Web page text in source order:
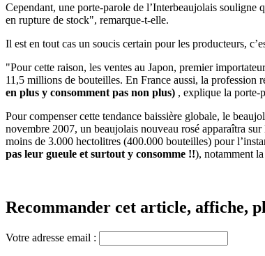
Cependant, une porte-parole de l’Interbeaujolais souligne
en rupture de stock", remarque-t-elle.
Il est en tout cas un soucis certain pour les producteurs,
"Pour cette raison, les ventes au Japon, premier
11,5 millions de bouteilles. En France aussi, la profession
en plus y consomment pas non plus) , explique la porte-
Pour compenser cette tendance baissière globale, le
novembre 2007, un beaujolais nouveau rosé apparaîtra
moins de 3.000 hectolitres (400.000 bouteilles) pour
pas leur gueule et surtout y consomme !!), notamment
Recommander cet article, affiche,
Votre adresse email :